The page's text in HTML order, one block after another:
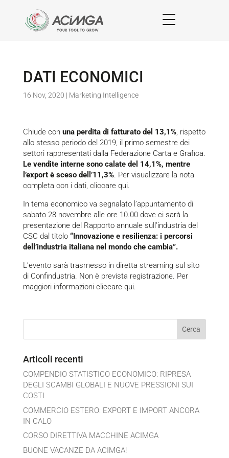
DATI ECONOMICI
16 Nov, 2020 | Marketing Intelligence
Chiude con una perdita di fatturato del 13,1%, rispetto
allo stesso periodo del 2019, il primo semestre dei
settori rappresentati dalla Federazione Carta e Grafica.
Le vendite interne sono calate del 14,1%, mentre
l’export è sceso dell’11,3%. Per visualizzare la nota
completa con i dati, cliccare qui.
In tema economico va segnalato l’appuntamento di
sabato 28 novembre alle ore 10.00 dove ci sarà la
presentazione del Rapporto annuale sull’industria del
CSC dal titolo“Innovazione e resilienza: i percorsi
dell’industria italiana nel mondo che cambia”.
L’evento sarà trasmesso in diretta streaming sul sito
di Confindustria. Non è prevista registrazione. Per
maggiori informazioni cliccare qui.
Articoli recenti
COMPENDIO STATISTICO ECONOMICO: RIPRESA
DEGLI SCAMBI GLOBALI E NUOVE PRESSIONI SUI
COSTI
COMMERCIO ESTERO: EXPORT E IMPORT ANCORA
IN CALO
CORSO DIRETTIVA MACCHINE ACIMGA
BUONE VACANZE DA ACIMGA!